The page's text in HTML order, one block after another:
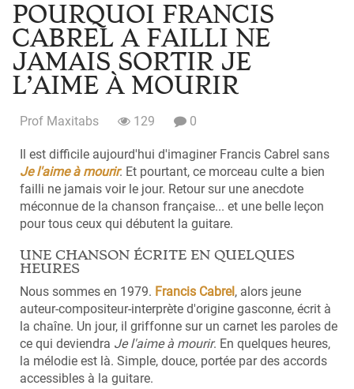
POURQUOI FRANCIS
CABREL A FAILLI NE
JAMAIS SORTIR JE
L’AIME À MOURIR
Prof Maxitabs 129 0
Il est difficile aujourd'hui d'imaginer Francis Cabrel sans
Je l'aime à mourir. Et pourtant, ce morceau culte a bien
failli ne jamais voir le jour. Retour sur une anecdote
méconnue de la chanson française... et une belle leçon
pour tous ceux qui débutent la guitare.
UNE CHANSON ÉCRITE EN QUELQUES
HEURES
Nous sommes en 1979. Francis Cabrel, alors jeune
auteur-compositeur-interprète d'origine gasconne, écrit à
la chaîne. Un jour, il griffonne sur un carnet les paroles de
ce qui deviendra Je l'aime à mourir. En quelques heures,
la mélodie est là. Simple, douce, portée par des accords
accessibles à la guitare.